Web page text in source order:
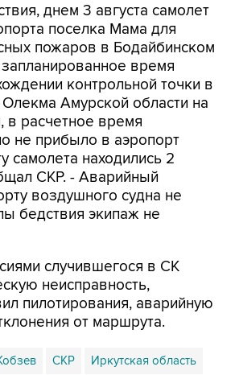
пожаров в Бодайбинском
время
контрольной точки в
Амурской области на
в расчетное время
не прибыло в аэропорт
самолета находились 2
СКР. - Аварийный
воздушного судна не
бедствия экипаж не
случившегося в СК
пилотирования, аварийную
от маршрута.
СКР Иркутская область